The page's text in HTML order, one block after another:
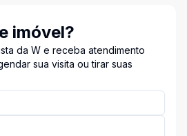
imóvel?
da W e receba atendimento
sua visita ou tirar suas